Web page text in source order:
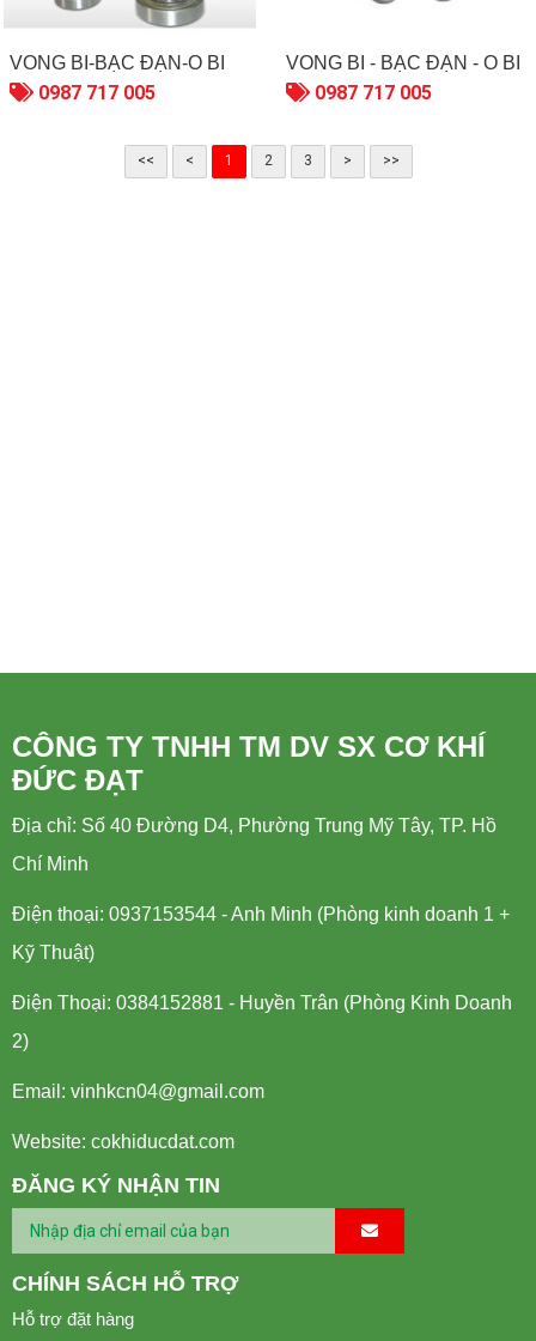
VÒNG BI-BẠC ĐẠN-Ổ BI
0987 717 005
VÒNG BI - BẠC ĐẠN - Ổ BI
0987 717 005
<< < 1 2 3 > >>
CÔNG TY TNHH TM DV SX CƠ KHÍ
ĐỨC ĐẠT
Địa chỉ: Số 40 Đường D4, Phường Trung Mỹ Tây, TP. Hồ
Chí Minh
Điện thoại: 0937153544 - Anh Minh (Phòng kinh doanh 1 +
Kỹ Thuật)
Điện Thoại: 0384152881 - Huyền Trân (Phòng Kinh Doanh
2)
Email: vinhkcn04@gmail.com
Website: cokhiducdat.com
ĐĂNG KÝ NHẬN TIN
CHÍNH SÁCH HỖ TRỢ
Hỗ trợ đặt hàng